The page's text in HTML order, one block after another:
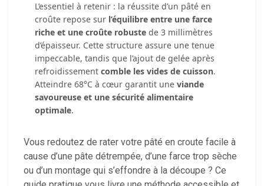
L’essentiel à retenir : la réussite d’un pâté en
croûte repose sur l’équilibre entre une farce
riche et une croûte robustede 3 millimètres
d’épaisseur. Cette structure assure une tenue
impeccable, tandis que l’ajout de gelée après
refroidissement comble les vides de cuisson.
Atteindre 68°C à cœur garantit une viande
savoureuse et une sécurité alimentaire
optimale.
Vous redoutez de rater votre pâté en croute facile à
cause d’une pâte détrempée, d’une farce trop sèche
ou d’un montage qui s’effondre à la découpe ? Ce